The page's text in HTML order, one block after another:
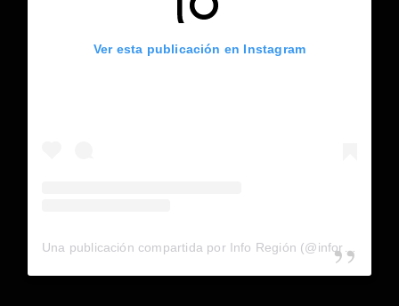
Ver esta publicación en Instagram